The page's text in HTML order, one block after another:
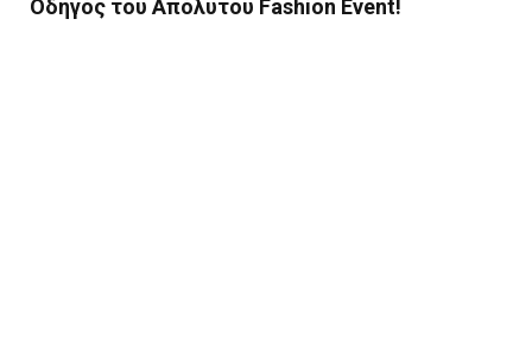
Οδηγός του Απόλυτου Fashion Event!